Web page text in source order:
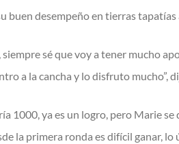
desempeño en tierras
sé que voy a tener mucho
a la cancha y lo disfruto mucho”,
1000, ya es un logro, pero Marie
la primera ronda es difícil ganar,